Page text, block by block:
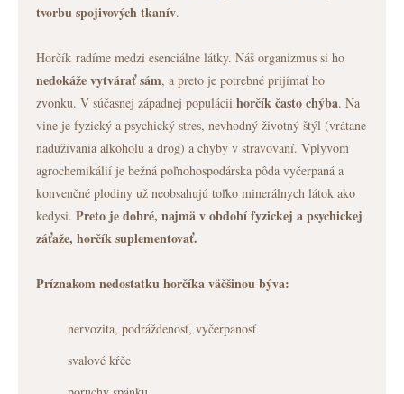
tvorbu spojivových tkanív.
Horčík radíme medzi esenciálne látky. Náš organizmus si ho
nedokáže vytvárať sám, a preto je potrebné prijímať ho
zvonku. V súčasnej západnej populácii horčík často chýba. Na
vine je fyzický a psychický stres, nevhodný životný štýl (vrátane
nadužívania alkoholu a drog) a chyby v stravovaní. Vplyvom
agrochemikálií je bežná poľnohospodárska pôda vyčerpaná a
konvenčné plodiny už neobsahujú toľko minerálnych látok ako
kedysi. Preto je dobré, najmä v období fyzickej a psychickej
záťaže, horčík suplementovať.
Príznakom nedostatku horčíka väčšinou býva:
nervozita, podráždenosť, vyčerpanosť
svalové kŕče